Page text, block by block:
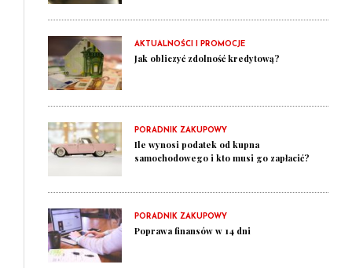
AKTUALNOŚCI I PROMOCJE
Jak obliczyć zdolność kredytową?
PORADNIK ZAKUPOWY
Ile wynosi podatek od kupna
samochodowego i kto musi go zapłacić?
PORADNIK ZAKUPOWY
Poprawa finansów w 14 dni